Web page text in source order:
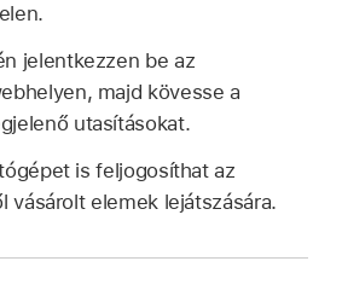
jelentkezzen be az
majd kövesse a
utasításokat.
is feljogosíthat az
vásárolt elemek lejátszására.